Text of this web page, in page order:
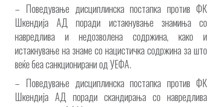
– Поведување дисциплинска постапка против ФК
Шкендија АД поради истакнување знамиња со
навредлива и недозволена содржина, како и
истакнување на знаме со нацистичка содржина за што
веќе беа санкционирани од УЕФА.
– Поведување дисциплинска постапка против ФК
Шкендија АД поради скандирања со навредлива